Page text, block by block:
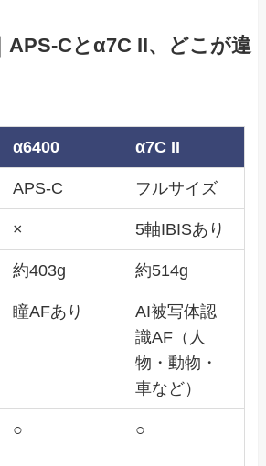
APS-Cとα7C II、どこが違
α6400 α7C II
APS-C フルサイズ
× 5軸IBISあり
約403g 約514g
瞳AFあり
AI被写体認
識AF（人
物・動物・
車など）
○ ○